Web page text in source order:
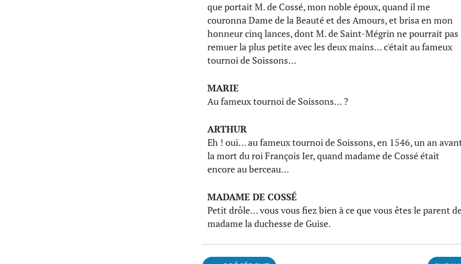
que portait M. de Cossé, mon noble époux, quand il me
couronna Dame de la Beauté et des Amours, et brisa en mon
honneur cinq lances, dont M. de Saint-Mégrin ne pourrait pas
remuer la plus petite avec les deux mains… c'était au fameux
tournoi de Soissons…
MARIE
Au fameux tournoi de Soissons… ?
ARTHUR
Eh ! oui… au fameux tournoi de Soissons, en 1546, un an
la mort du roi François Ier, quand madame de Cossé était
encore au berceau…
MADAME DE COSSÉ
Petit drôle… vous vous fiez bien à ce que vous êtes le parent
madame la duchesse de Guise.